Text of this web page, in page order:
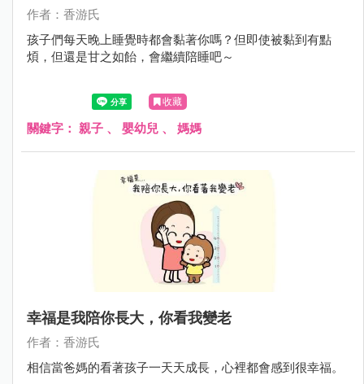
作者：香游氏
孩子們每天晚上睡覺時都會黏著你嗎？但即使被黏到有點
煩，但還是甘之如飴，會繼續陪睡吧～
收藏
關鍵字： 親子 、 嬰幼兒 、 媽媽
幸福是我陪你長大，你看我變老
作者：香游氏
相信當爸媽的看著孩子一天天成長，心裡都會感到很幸福。